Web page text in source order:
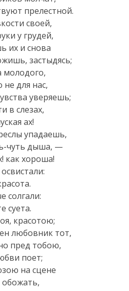
прелестной.
своей,
у грудей,
их и снова
застыдясь;
молодого,
для нас,
уверяешь;
в слезах,
ах!
упадаешь,
чуть дыша, —
как хороша!
солгали:
суета.
красотою;
любовник тот,
пред тобою,
поет;
на сцене
обожать,